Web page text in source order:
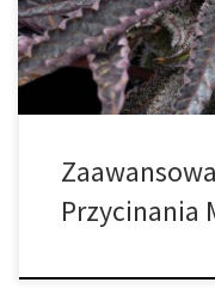
fotosyntezy, wentylacji
Korzyści wynikające z […]
Przycinania